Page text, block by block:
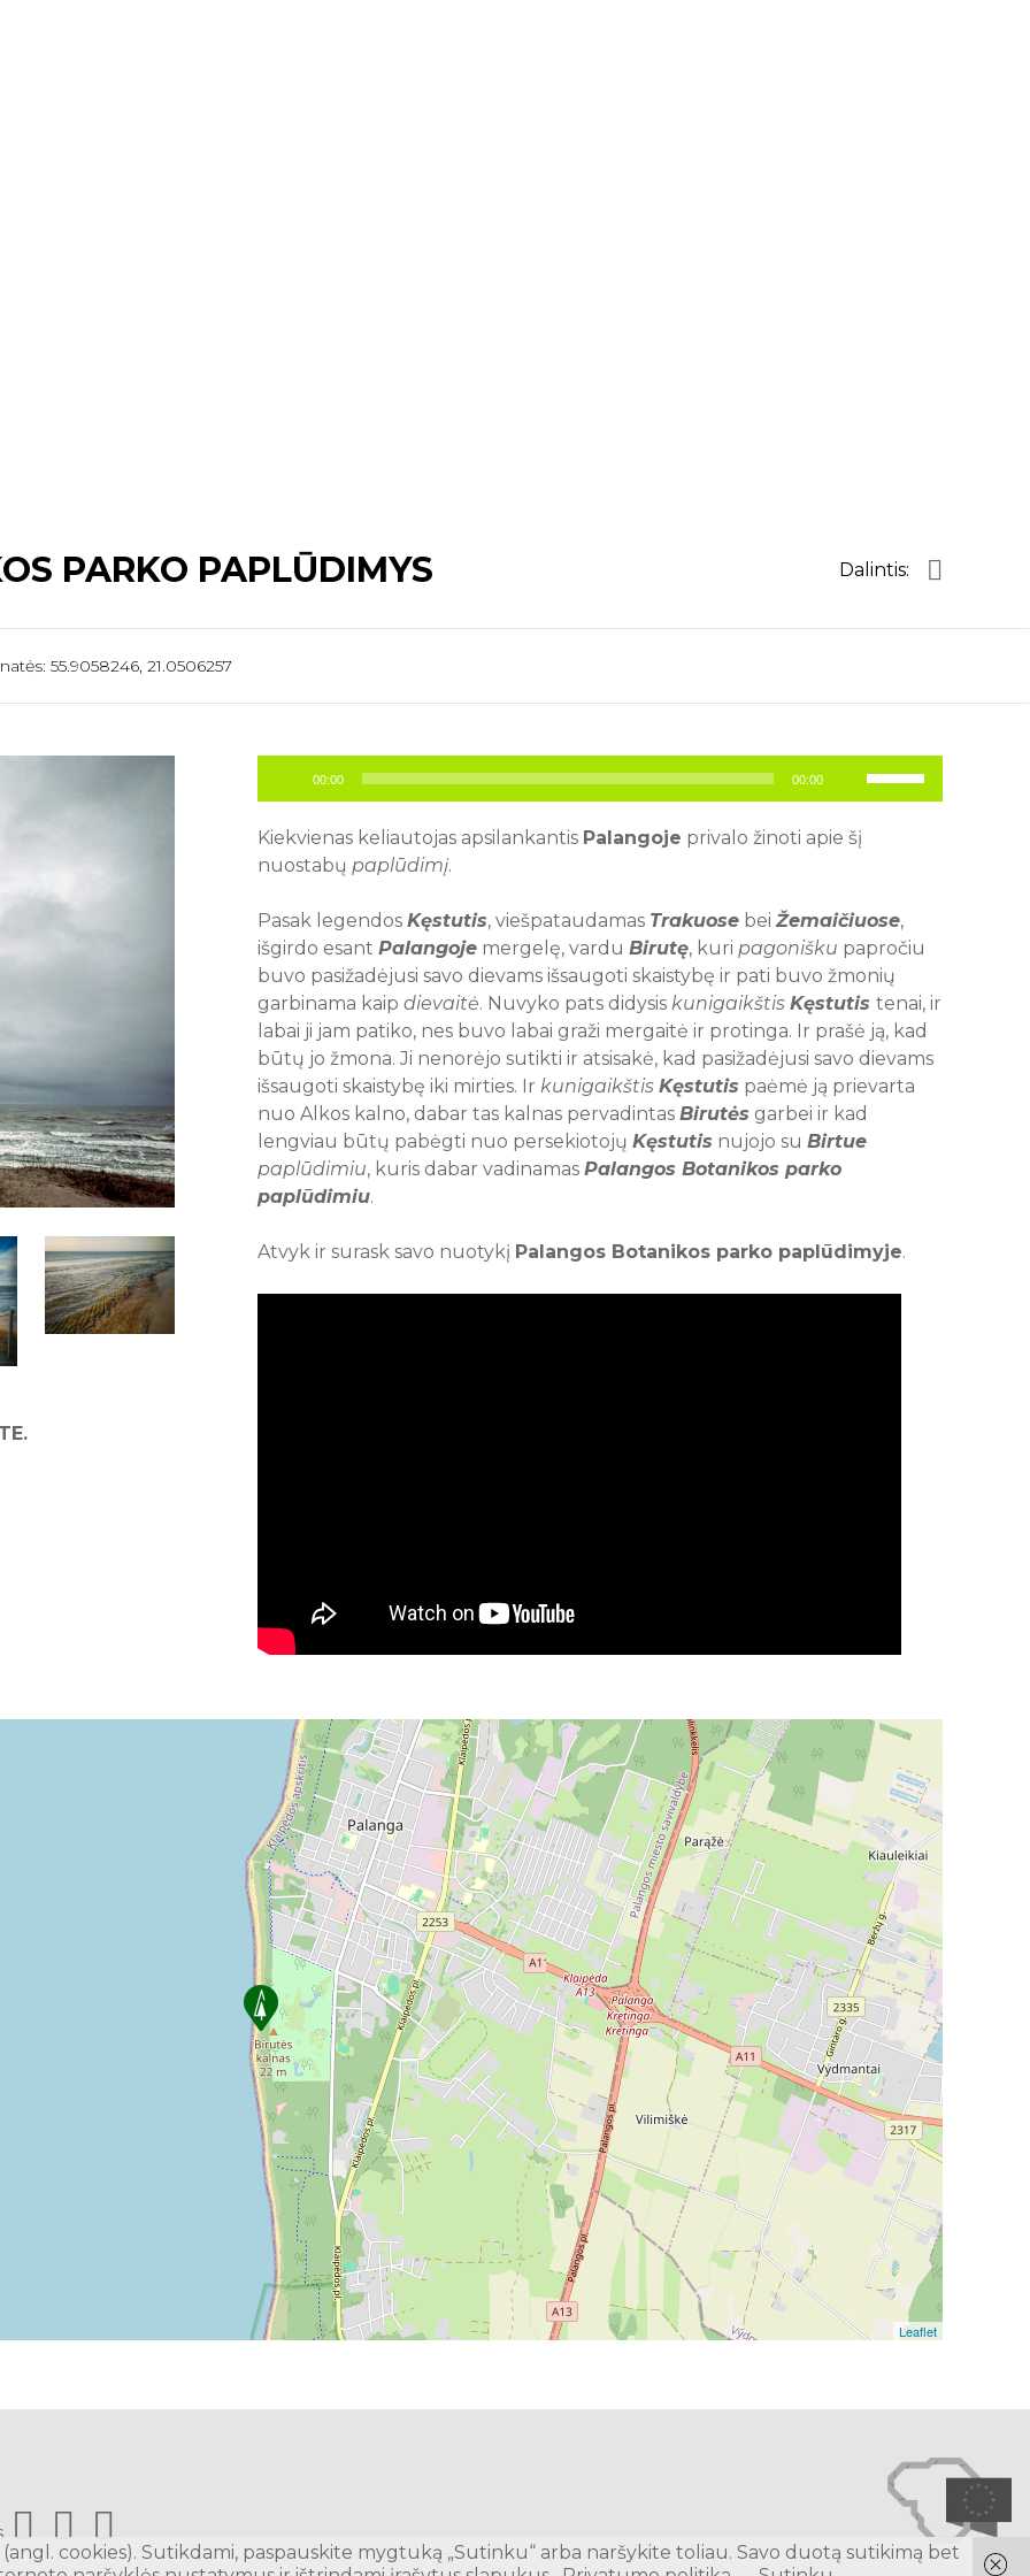
PARKO PAPLŪDIMYS Dalintis:
55.9058246, 21.0506257
grotuvas
00:00 00:00
aukštyn/
Kiekvienas keliautojas apsilankantis Palangoje privalo žinoti apie šį
nuostabų paplūdimį.
Pasak legendos Kęstutis, viešpataudamas Trakuose beiŽemaičiuose,
išgirdo esant Palangoje mergelę, vardu Birutę, kuri pagonišku papročiu
buvo pasižadėjusi savo dievams išsaugoti skaistybę ir pati buvo žmonių
garbinama kaip dievaitė. Nuvyko pats didysis kunigaikštis Kęstutis tenai, ir
labai ji jam patiko, nes buvo labai graži mergaitė ir protinga. Ir prašė ją, kad
būtų jo žmona. Ji nenorėjo sutikti ir atsisakė, kad pasižadėjusi savo dievams
išsaugoti skaistybę iki mirties. Ir kunigaikštis Kęstutis paėmė ją prievarta
nuo Alkos kalno, dabar tas kalnas pervadintas Birutės garbei ir kad
lengviau būtų pabėgti nuo persekiotojų Kęstutis nujojo su Birtue
paplūdimiu, kuris dabar vadinamas Palangos Botanikos parko
paplūdimiu.
Atvyk ir surask savo nuotykį Palangos Botanikos parko paplūdimyje.
Leaflet
cookies). Sutikdami, paspauskite mygtuką „Sutinku“ arba naršykite toliau. Savo duotą sutikimą bet